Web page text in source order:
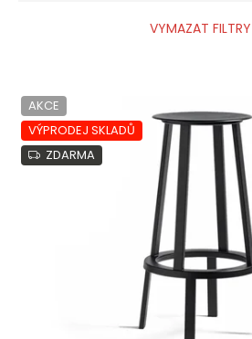
VYMAZAT FILTRY
V
ý
p
s
AKCE
VÝPRODEJ SKLADŮ
ZDARMA